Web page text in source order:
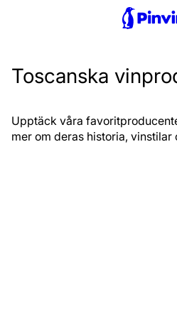
Toscanska
Upptäck våra
mer om deras historia, vinstilar